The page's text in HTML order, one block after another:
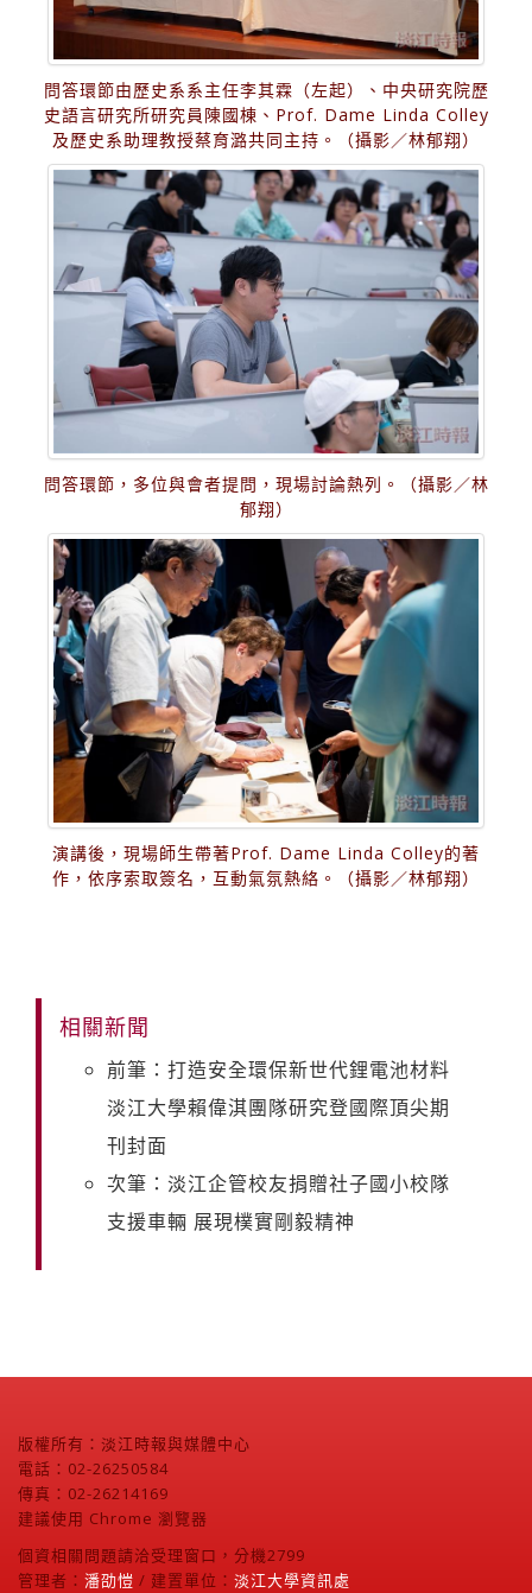
問答環節由歷史系系主任李其霖（左起）、中央研究院歷
史語言研究所研究員陳國棟、Prof. Dame Linda Colley
及歷史系助理教授蔡育潞共同主持。（攝影／林郁翔）
問答環節，多位與會者提問，現場討論熱列。（攝影／林
郁翔）
演講後，現場師生帶著Prof. Dame Linda Colley的著
作，依序索取簽名，互動氣氛熱絡。（攝影／林郁翔）
相關新聞
前筆：打造安全環保新世代鋰電池材料
淡江大學賴偉淇團隊研究登國際頂尖期
刊封面
次筆：淡江企管校友捐贈社子國小校隊
支援車輛 展現樸實剛毅精神
版權所有：淡江時報與媒體中心
電話：02-26250584
傳真：02-26214169
建議使用 Chrome 瀏覽器
個資相關問題請洽受理窗口，分機2799
管理者： 潘劭愷 / 建置單位： 淡江大學資訊處